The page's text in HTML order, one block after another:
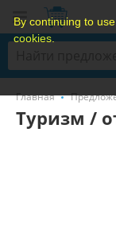
By continuing to
cookies.
Главная
Туризм /